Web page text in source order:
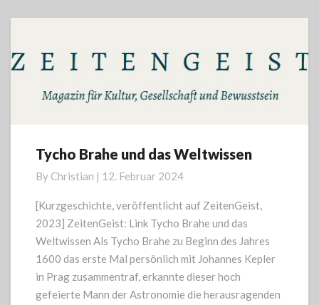
Tycho
und
das
Weltwissen
Tycho Brahe und das Weltwissen
By Christian | 12. Februar 2024
[Kurzgeschichte, veröffentlicht auf ZeitenGeist,
2023] ZeitenGeist: Link Tycho Brahe und das
Weltwissen Als Tycho Brahe zu Beginn des Jahres
1600 das erste Mal persönlich mit Johannes Kepler
in Prag zusammentraf, erkannte dieser hoch
gefeierte Mann der Astronomie die herausragenden